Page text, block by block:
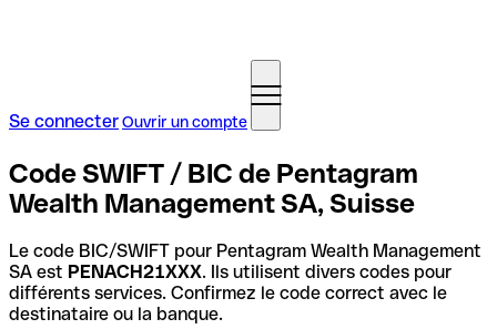
Se connecterOuvrir un compte
Code SWIFT / BIC de Pentagram
Wealth Management SA, Suisse
Le code BIC/SWIFT pour Pentagram Wealth Management
SA est PENACH21XXX. Ils utilisent divers codes pour
différents services. Confirmez le code correct avec le
destinataire ou la banque.